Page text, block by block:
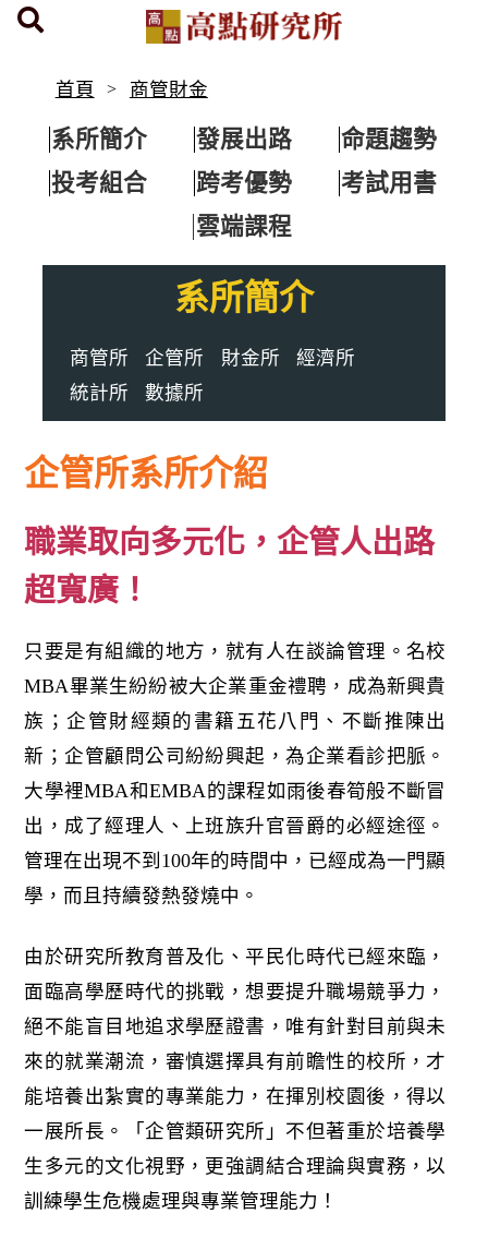
首頁 商管財金
系所簡介 發展出路
命題趨勢
投考組合
跨考優勢
考試用書
雲端課程
系所簡介
商管所 企管所 財金所
經濟所
統計所
數據所
企管所系所介紹
職業取向多元化，企管人出路
超寬廣！
只要是有組織的地方，就有人在談論管理。名校
MBA畢業生紛紛被大企業重金禮聘，成為新興貴
族；企管財經類的書籍五花八門、不斷推陳出
新；企管顧問公司紛紛興起，為企業看診把脈。
大學裡MBA和EMBA的課程如雨後春筍般不斷冒
出，成了經理人、上班族升官晉爵的必經途徑。
管理在出現不到100年的時間中，已經成為一門顯
學，而且持續發熱發燒中。
由於研究所教育普及化、平民化時代已經來臨，
面臨高學歷時代的挑戰，想要提升職場競爭力，
絕不能盲目地追求學歷證書，唯有針對目前與未
來的就業潮流，審慎選擇具有前瞻性的校所，才
能培養出紮實的專業能力，在揮別校園後，得以
一展所長。「企管類研究所」不但著重於培養學
生多元的文化視野，更強調結合理論與實務，以
訓練學生危機處理與專業管理能力！